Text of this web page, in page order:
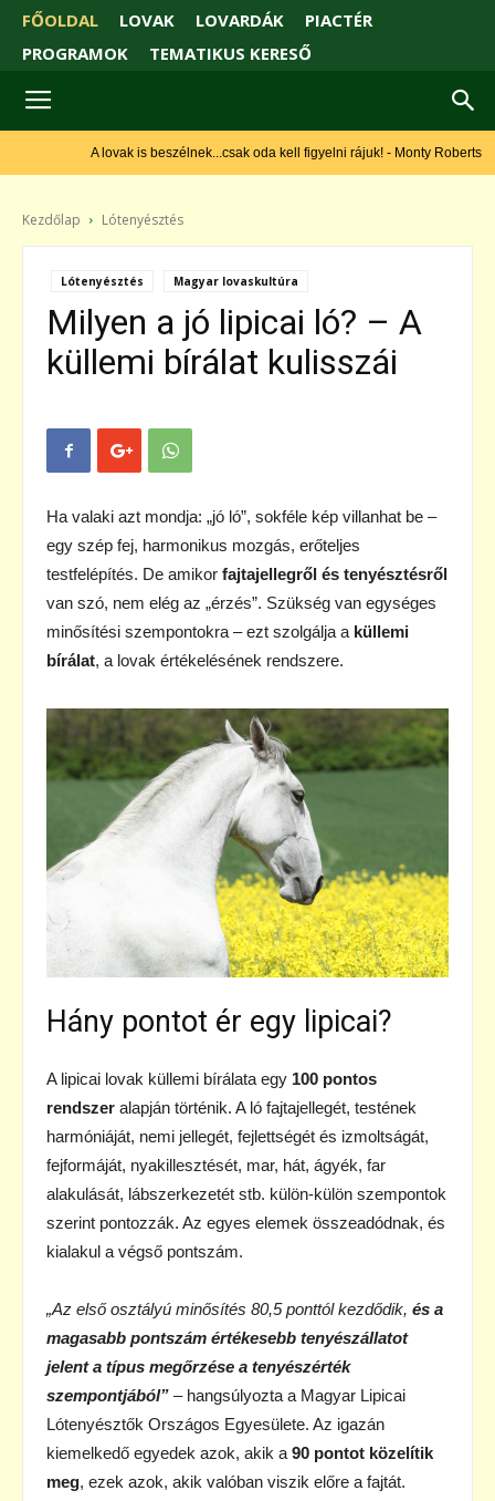
FŐOLDAL LOVAK LOVARDÁK
PIACTÉR
PROGRAMOK
TEMATIKUS KERESŐ
A lovak is beszélnek...csak oda kell figyelni rájuk! - Monty Roberts
Kezdőlap Lótenyésztés
Lótenyésztés Magyar lovaskultúra
Milyen a jó lipicai ló? – A
küllemi bírálat kulisszái
Ha valaki azt mondja: „jó ló”, sokféle kép villanhat be –
egy szép fej, harmonikus mozgás, erőteljes
testfelépítés. De amikor fajtajellegről és tenyésztésről
van szó, nem elég az „érzés”. Szükség van egységes
minősítési szempontokra – ezt szolgálja a küllemi
bírálat, a lovak értékelésének rendszere.
Hány pontot ér egy lipicai?
A lipicai lovak küllemi bírálata egy 100 pontos
rendszer alapján történik. A ló fajtajellegét, testének
harmóniáját, nemi jellegét, fejlettségét és izmoltságát,
fejformáját, nyakillesztését, mar, hát, ágyék, far
alakulását, lábszerkezetét stb. külön-külön szempontok
szerint pontozzák. Az egyes elemek összeadódnak, és
kialakul a végső pontszám.
„Az első osztályú minősítés 80,5 ponttól kezdődik, és a
magasabb pontszám értékesebb tenyészállatot
jelent a típus megőrzése a tenyészérték
szempontjából” – hangsúlyozta a Magyar Lipicai
Lótenyésztők Országos Egyesülete. Az igazán
kiemelkedő egyedek azok, akik a 90 pontot közelítik
meg, ezek azok, akik valóban viszik előre a fajtát.